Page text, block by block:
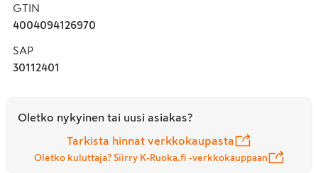
GTIN
4004094126970
SAP
30112401
Oletko nykyinen tai uusi asiakas?
Tarkista hinnat verkkokaupasta
Oletko kuluttaja? Siirry K-Ruoka.fi -verkkokauppaan